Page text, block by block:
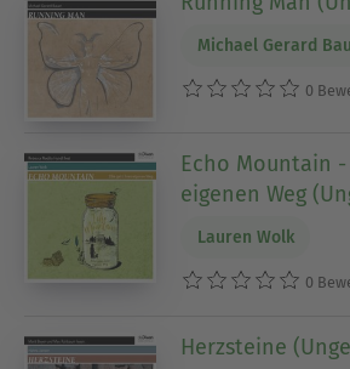
Erwachsenwerdens. Wir haben
Neuerscheinungen, Bestseller
die beliebtesten Jugendroman-
zusammengestellt.
Ausblenden
Michael Gerard
0
Echo Mountain
eigenen Weg
Lauren Wolk
0
Herzsteine